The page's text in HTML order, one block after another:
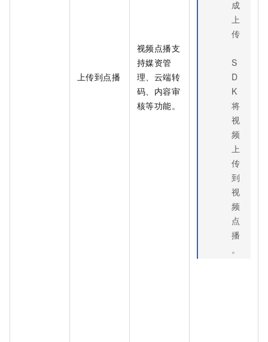
上传到点播
视频点播支
持媒资管
理、云端转
码、内容审
核等功能。
成
上
传
S
D
K
将
视
频
上
传
到
视
频
点
播
。